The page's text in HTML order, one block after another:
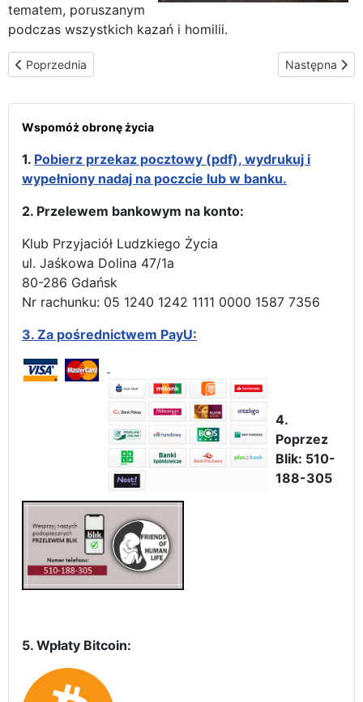
tematem, poruszanym
podczas wszystkich kazań i homilii.
Poprzednia strona: Matka Boża wędruje przez Andy –
Poprzednia Następna
Następna
Wspomóż obronę życia
1. Pobierz przekaz pocztowy (pdf), wydrukuj i
wypełniony nadaj na poczcie lub w banku.
2. Przelewem bankowym na konto:
Klub Przyjaciół Ludzkiego Życia
ul. Jaśkowa Dolina 47/1a
80-286 Gdańsk
Nr rachunku: 05 1240 1242 1111 0000 1587 7356
3. Za pośrednictwem PayU:
4.
Poprzez
Blik: 510-
188-305
5. Wpłaty Bitcoin: